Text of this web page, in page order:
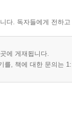
다. 독자들에게 전하
에 게재됩니다.
를, 책에 대한 문의는